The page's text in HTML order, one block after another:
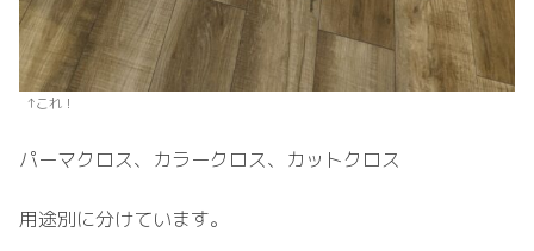
↑これ！
パーマクロス、カラークロス、カットクロス
用途別に分けています。